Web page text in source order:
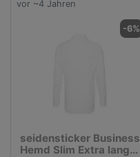
vor ~4 Jahren
-6%
seidensticker Business
Hemd Slim Extra langer